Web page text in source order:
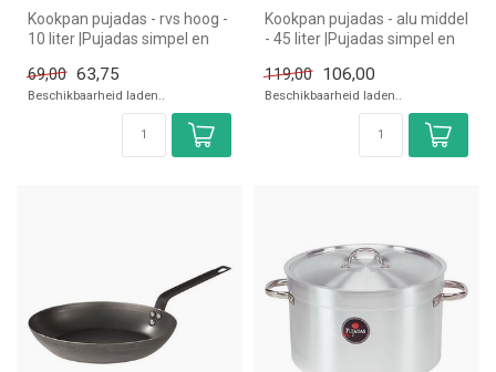
Kookpan pujadas - rvs hoog -
10 liter |Pujadas simpel en
69,00 63,75
Beschikbaarheid laden..
Kookpan pujadas - alu middel
- 45 liter |Pujadas simpel en
119,00
106,00
Beschikbaarheid laden..